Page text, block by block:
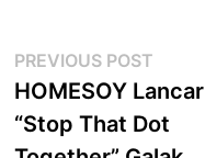
Post
navigation
PREVIOUS POST
post:
HOMESOY Lancar
“Stop That Dot